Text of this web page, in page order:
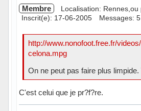
Membre
Localisation: Rennes,ou
Inscrit(e): 17-06-2005
Messages: 5
http://www.nonofoot.free.fr/
celona.mpg
On ne peut pas faire plus limpide.
C'est celui que je pr?f?re.